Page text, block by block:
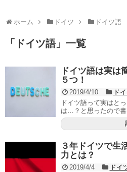
ホーム ドイツ ドイツ語
「 ドイツ語」 一覧
ドイツ語は実は
５つ！
2019/4/10
ド
ドイツ語って実はと
は…？と思ったので書
３年ドイツで生
力とは？
2019/4/4 ドイ